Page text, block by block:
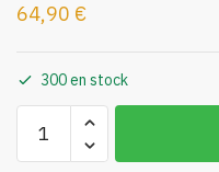
64,90 €
300 en stock